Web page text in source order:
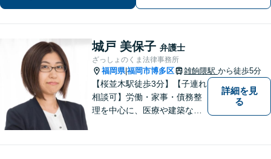
城戸 美保子 弁護士
ざっしょのくま法律事務所
福岡県|福岡市博多区 雑餉隈駅 から徒歩5分
【桜並木駅徒歩3分】【子連れ
相談可】労働・家事・債務整
理を中心に、医療や建築など
詳細を見
る